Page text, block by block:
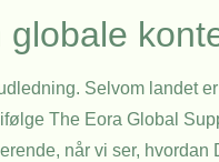
Selvom landet
The Eora Global
når vi ser,